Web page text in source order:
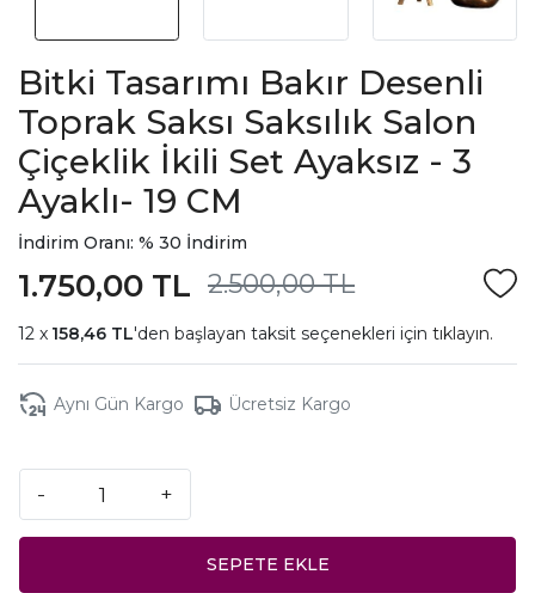
Bitki Tasarımı Bakır Desenli
Toprak Saksı Saksılık Salon
Çiçeklik İkili Set Ayaksız - 3
Ayaklı- 19 CM
İndirim Oranı: % 30 İndirim
2.500,00 TL
1.750,00 TL
158,46 TL'den başlayan taksit seçenekleri için tıklayın.
Aynı Gün Kargo Ücretsiz Kargo
- +
SEPETE EKLE